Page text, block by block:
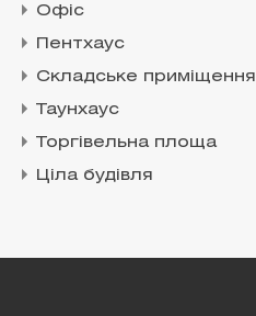
Офіс
Пентхаус
Складське приміщення
Таунхаус
Торгівельна площа
Ціла будівля